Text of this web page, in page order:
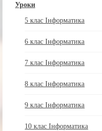
Уроки
5 клас Інформатика
6 клас Інформатика
7 клас Інформатика
8 клас Інформатика
9 клас Інформатика
10 клас Інформатика